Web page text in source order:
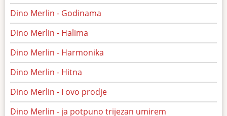
Dino Merlin - Godinama
Dino Merlin - Halima
Dino Merlin - Harmonika
Dino Merlin - Hitna
Dino Merlin - I ovo prodje
Dino Merlin - ja potpuno trijezan umirem